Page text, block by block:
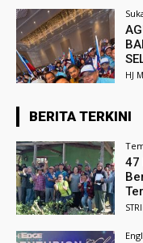
HJ
BERITA TERKINI
47